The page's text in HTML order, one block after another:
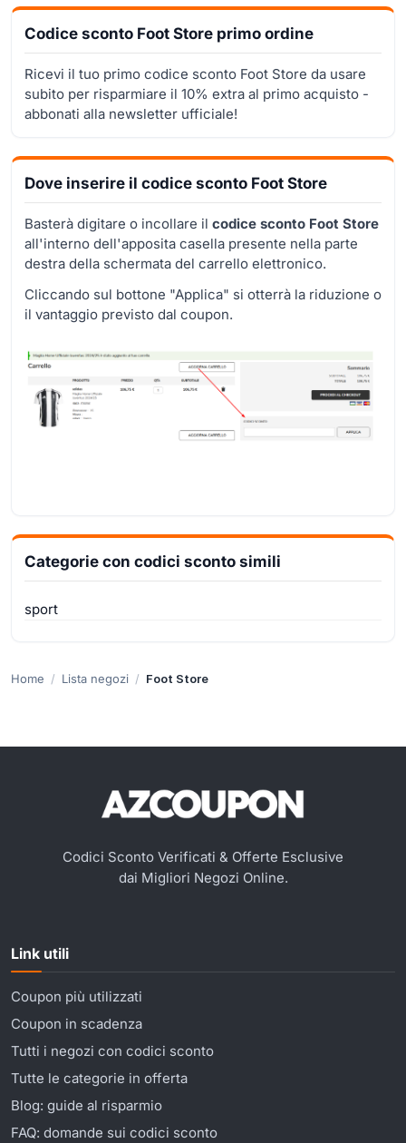
Codice sconto Foot Store primo ordine
Ricevi il tuo primo codice sconto Foot Store da usare
subito per risparmiare il 10% extra al primo acquisto -
abbonati alla newsletter ufficiale!
Dove inserire il codice sconto Foot Store
Basterà digitare o incollare il codice sconto Foot Store
all'interno dell'apposita casella presente nella parte
destra della schermata del carrello elettronico.
Cliccando sul bottone "Applica" si otterrà la riduzione o
il vantaggio previsto dal coupon.
Categorie con codici sconto simili
sport
Home Lista negozi Foot Store
Codici Sconto Verificati & Offerte Esclusive
dai Migliori Negozi Online.
Link utili
Coupon più utilizzati
Coupon in scadenza
Tutti i negozi con codici sconto
Tutte le categorie in offerta
Blog: guide al risparmio
FAQ: domande sui codici sconto